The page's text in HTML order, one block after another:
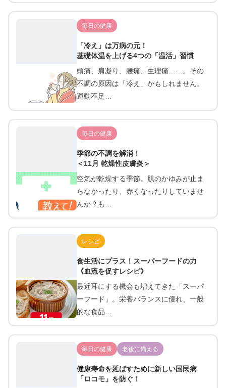
毎日の健康
「冷え」は万病の元！
基礎体温を上げる4つの「温活」習慣
頭痛、肩凝り、腰痛、生理痛……。その
不調の原因は「冷え」かもしれません。
運動不足…
毎日の健康
季節の不調を解消！
＜11月 乾燥性皮膚炎＞
空気が乾燥する季節。肌のかゆみが止ま
らなかったり、赤くなったりしていませ
んか？も…
レシピ
食生活にプラス！スーパーフードの力
《血流を促すレシピ》
最近耳にする機会も増えてきた「スーパ
ーフード」。栄養バランスに優れ、一般
的な食品…
毎日の健康 老後に備える
健康寿命を延ばすために新しい国民病
「ロコモ」を防ぐ！